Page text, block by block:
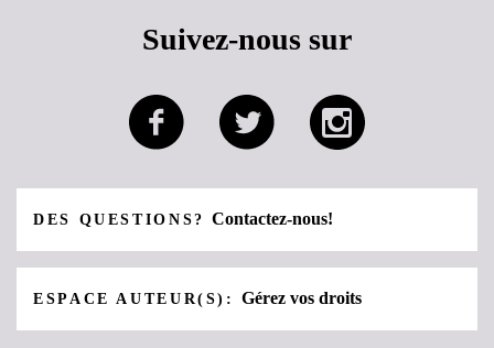
Suivez-nous sur
DES QUESTIONS?Contactez-nous!
ESPACE AUTEUR(S):Gérez vos droits